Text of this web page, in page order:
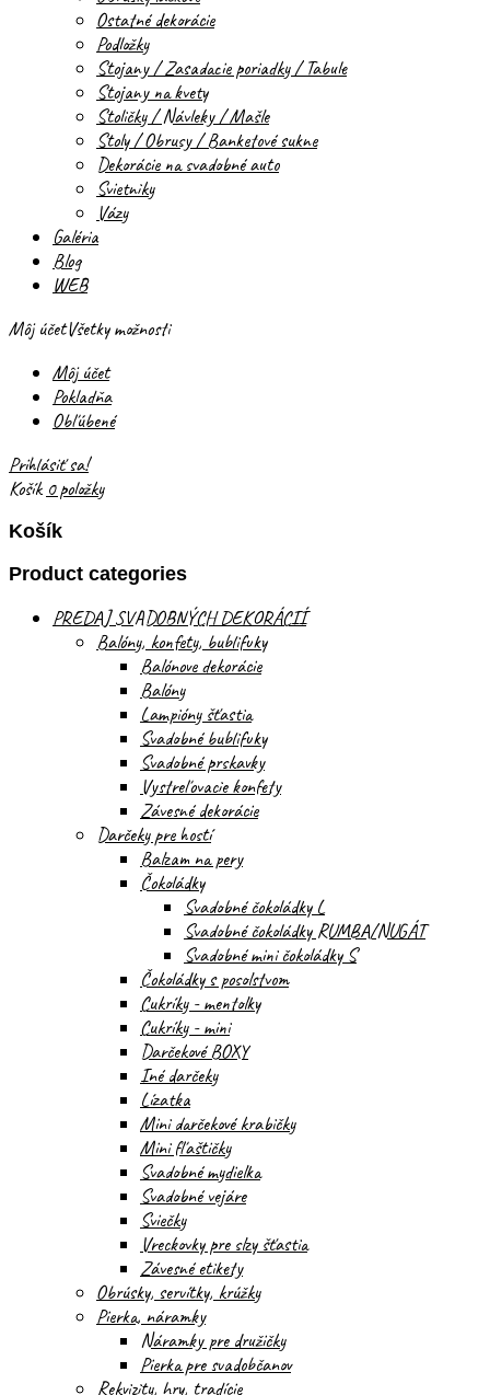
Ostatné dekorácie
Podložky
Stojany / Zasadacie poriadky / Tabule
Stojany na kvety
Stoličky / Návleky / Mašle
Stoly / Obrusy / Banketové sukne
Dekorácie na svadobné auto
Svietniky
Vázy
Galéria
Blog
WEB
Môj účetVšetky možnosti
Môj účet
Pokladňa
Obľúbené
Prihlásiť sa!
Košík 0 položky
Košík
Product categories
PREDAJ SVADOBNÝCH DEKORÁCIÍ
Balóny, konfety, bublifuky
Balónove dekorácie
Balóny
Lampióny šťastia
Svadobné bublifuky
Svadobné prskavky
Vystreľovacie konfety
Závesné dekorácie
Darčeky pre hostí
Balzam na pery
Čokoládky
Svadobné čokoládky L
Svadobné čokoládky RUMBA/NUGÁT
Svadobné mini čokoládky S
Čokoládky s posolstvom
Cukríky - mentolky
Cukríky - mini
Darčekové BOXY
Iné darčeky
Lízatka
Mini darčekové krabičky
Mini fľaštičky
Svadobné mydielka
Svadobné vejáre
Sviečky
Vreckovky pre slzy šťastia
Závesné etikety
Obrúsky, servítky, krúžky
Pierka, náramky
Náramky pre družičky
Pierka pre svadobčanov
Rekvizity, hry, tradície